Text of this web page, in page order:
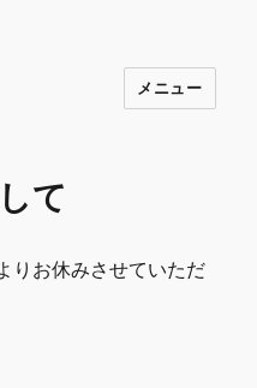
常に彩りを～ フ
瑞江
メニュー
て
りお休みさせていただ